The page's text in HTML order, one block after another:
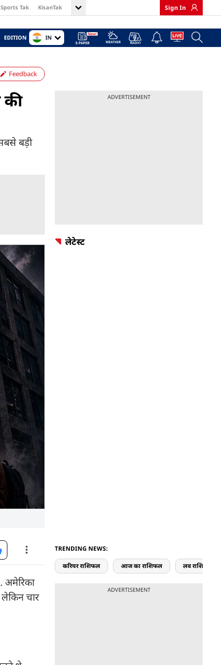
Sports Tak KisanTak Sign In
EDITION IN
Feedback
की
बड़ी
अमेरिका
चार
ADVERTISEMENT
लेटेस्ट
TRENDING NEWS:
करियर राशिफल आज का राशिफल लव राशिफल
ADVERTISEMENT